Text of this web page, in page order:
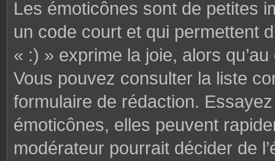
Les émoticônes sont de petites
un code court et qui permettent
« :) » exprime la joie, alors
Vous pouvez consulter la liste
formulaire de rédaction.
émoticônes, elles peuvent
modérateur pourrait décider de